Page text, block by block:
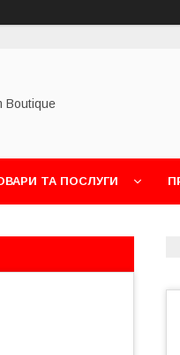
Boutique
ТА ПОСЛУГИ